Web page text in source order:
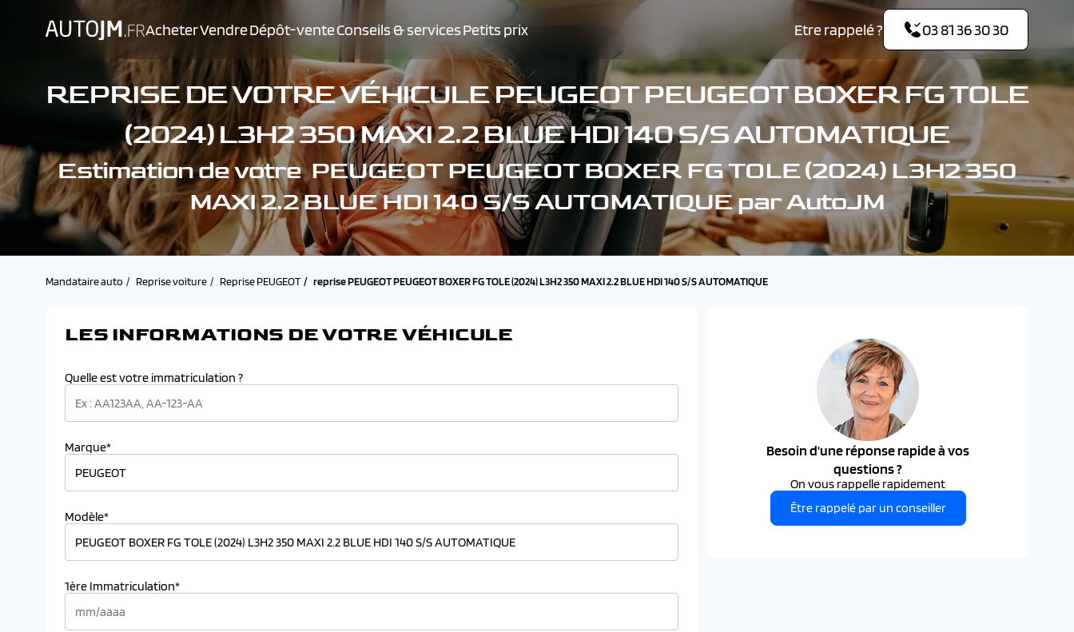
AcheterVendreDépôt-venteConseils & servicesPetits prix Etre rappelé ? 03 81 36 30 30
REPRISE DE VOTRE VÉHICULE PEUGEOT PEUGEOT BOXER FG TOLE
(2024) L3H2 350 MAXI 2.2 BLUE HDI 140 S/S AUTOMATIQUE
Estimation de votre PEUGEOT PEUGEOT BOXER FG TOLE (2024) L3H2 350
MAXI 2.2 BLUE HDI 140 S/S AUTOMATIQUE par AutoJM
Mandataire auto Reprise voiture Reprise PEUGEOT reprise PEUGEOT PEUGEOT BOXER FG TOLE (2024) L3H2 350 MAXI 2.2 BLUE HDI 140 S/S AUTOMATIQUE
LES INFORMATIONS DE VOTRE VÉHICULE
Quelle est votre immatriculation ?
Marque*
Modèle*
1ère Immatriculation*
Besoin d'une réponse rapide à vos
questions ?
On vous rappelle rapidement
Être rappelé par un conseiller